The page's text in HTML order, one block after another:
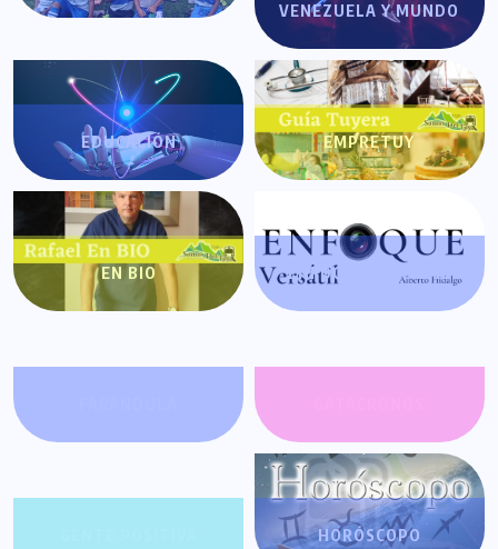
VENEZUELA Y MUNDO
EDUCACIÓN EMPRETUY
EN BIO ENFOQUE VERSÁTIL
HORÓSCOPO